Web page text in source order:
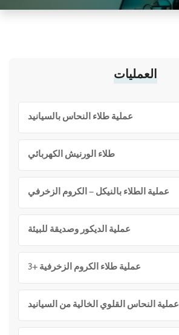
العمليات
عملية طلاء النحاس بالسيانيد
طلاء الورنيش الكهربائي
عملية الطلاء بالنيكل – الكروم الزخرفي
عملية الديكور وصديقة للبيئة
عملية طلاء الكروم الزخرفية +3
عملية النحاس القلوي الخالية من السيانيد